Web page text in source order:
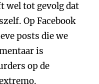
wel tot gevolg dat
Op Facebook
posts die we
is
op de